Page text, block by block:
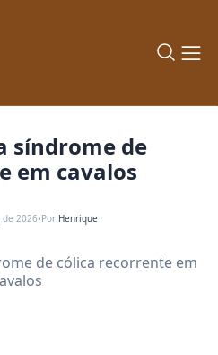
de 2026•Por Henrique
em cavalos